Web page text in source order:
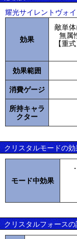
耀光サイレントヴォイ
効果
敵単
無属
【重
効果範囲
消費ゲージ
所持キャラ
クター
クリスタルモードの
モード中効果
クリスタルフォース